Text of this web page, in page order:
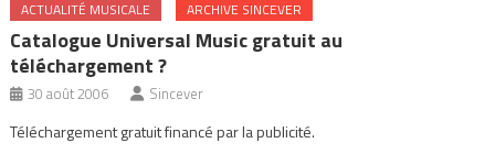
ACTUALITÉ MUSICALE ARCHIVE SINCEVER
Catalogue Universal Music gratuit au
téléchargement ?
30 août 2006 Sincever
Téléchargement gratuit financé par la publicité.